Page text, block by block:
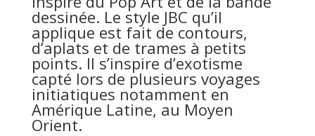
dessinée. Le style JBC qu’il
applique est fait de contours,
d’aplats et de trames à petits
points. Il s’inspire d’exotisme
capté lors de plusieurs voyages
initiatiques notamment en
Amérique Latine, au Moyen
Orient.